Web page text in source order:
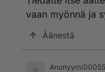
vaan myönnä ja
Äänestä
Anonyymi00055